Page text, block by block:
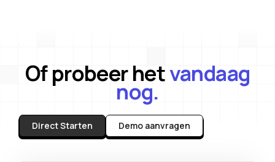
Of probeer hetvandaag
nog.
Direct Starten Demo aanvragen